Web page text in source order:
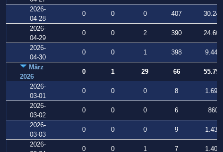
2026-
04-28
0 0 0 407
30.248
2026-
04-29
0 0 2 390
24.605
2026-
04-30
0 0 1 398
9.448
März
2026
0 1 29 66
55.794
2026-
03-01
0 0 0 8
1.699
2026-
03-02
0 0 0 6
860
2026-
03-03
0 0 0 9
1.438
2026-
0 0 1 7
1.402